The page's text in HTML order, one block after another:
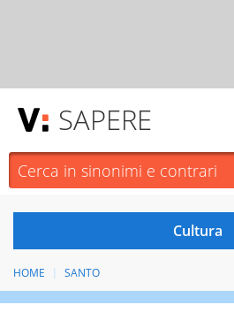
SAPERE
HOME SANTO